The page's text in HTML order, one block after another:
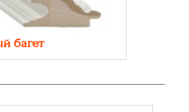
багет